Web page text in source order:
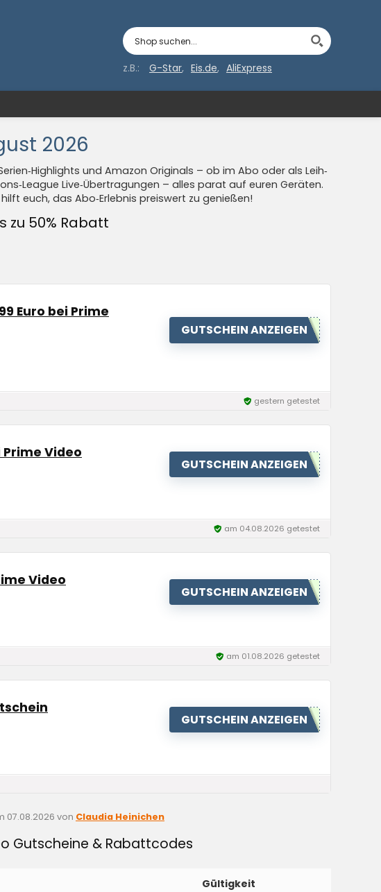
z.B.: G-Star Eis.de AliExpress
2026
und Amazon Originals – ob im Abo oder als Leih‑
Live‑Übertragungen – alles parat auf euren Geräten.
euch, das Abo‑Erlebnis preiswert zu genießen!
zu 50% Rabatt
Euro bei Prime
GUTSCHEIN ANZEIGEN
gestern getestet
Prime Video
GUTSCHEIN ANZEIGEN
am 04.08.2026 getestet
Video
GUTSCHEIN ANZEIGEN
am 01.08.2026 getestet
GUTSCHEIN ANZEIGEN
07.08.2026 von Claudia Heinichen
Gutscheine & Rabattcodes
Gültigkeit